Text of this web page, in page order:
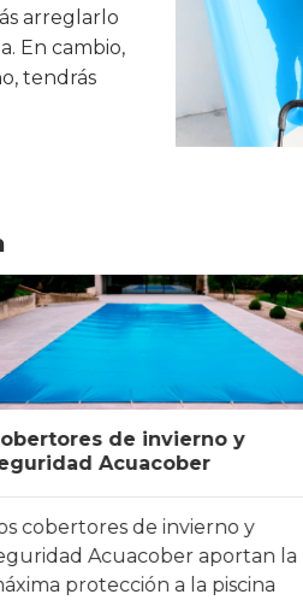
arreglarlo
En cambio,
tendrás
de invierno y
Acuacober
de invierno y
Acuacober aportan la
protección a la piscina